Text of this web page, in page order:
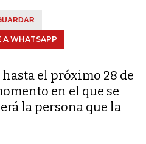
A WHATSAPP
el próximo 28 de
en el que se
la persona que la